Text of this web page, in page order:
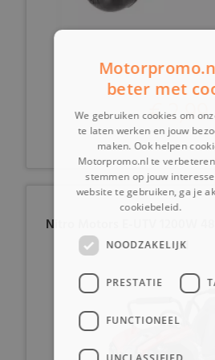
€ 2,99
Nitro Motors E-UTV 1200W
2 red
beter met
We gebruiken cookies om
te laten werken en jouw
maken. Ook helpen
Motorpromo.nl te
stemmen op jouw
website te gebruiken, ga je
cookiebeleid.
NOODZAKELIJK
PRESTATIE
FUNCTIONEEL